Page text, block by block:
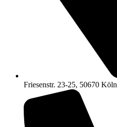
Friesenstr. 23-25, 50670 Köln